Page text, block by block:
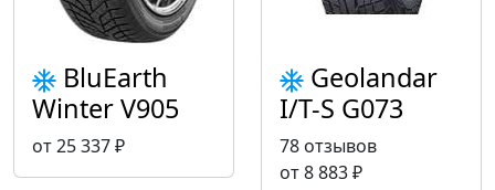
BluEarth
Winter V905
от 25 337 ₽
Geolandar
I/T-S G073
78 отзывов
от 8 883 ₽